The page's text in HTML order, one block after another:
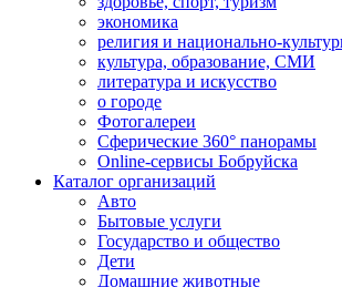
экономика
религия и национально-
культура, образование, СМИ
литература и искусство
о городе
Фотогалереи
Сферические 360° панорамы
Online-сервисы Бобруйска
Каталог организаций
Авто
Бытовые услуги
Государство и общество
Дети
Домашние животные